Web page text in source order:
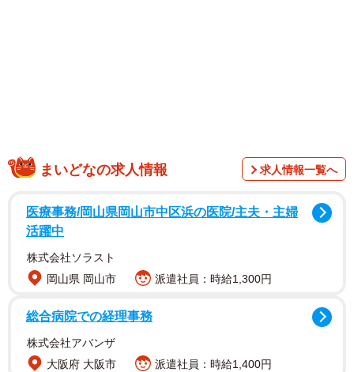
毛布の上に寝そべるカムイくんを囲み、それぞれ撫でなが
ら眠っています。当のカムイくんはというとーーにこにこ
笑顔。楽しさが伝わる光景に19万件超の“いいね”が集まり、
「全員幸せそう」「なんだこの愛しい空間は？」など、多
くの人がほっこりする声を寄せています。当時の状況につ
笑顔が連鎖したあの夜のエピソード
まいどなの求人情報 求人情報一覧へ
医療事務/岡山県岡山市中区浜の医院/主夫・主婦
活躍中
株式会社ソラスト
岡山県 岡山市
派遣社員：時給1,300円
総合病院での経理事務
株式会社アバンザ
大阪府 大阪市
派遣社員：時給1,400円